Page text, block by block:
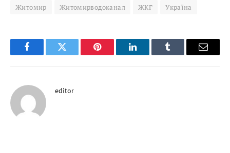
Житомир Житомирводоканал ЖКГ Україна
FacebookTwitter Pinterest LinkedInTumblr Email
editor